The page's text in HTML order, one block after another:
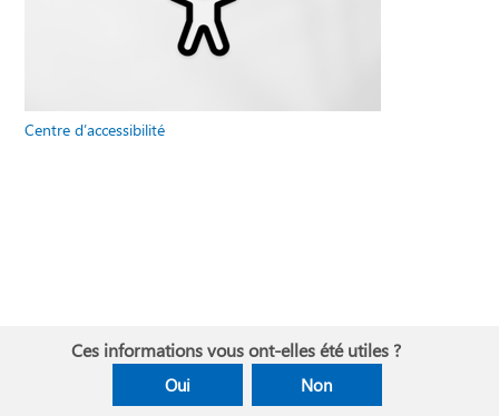
Centre d’accessibilité
Ces informations vous ont-elles été utiles ?
Oui Non